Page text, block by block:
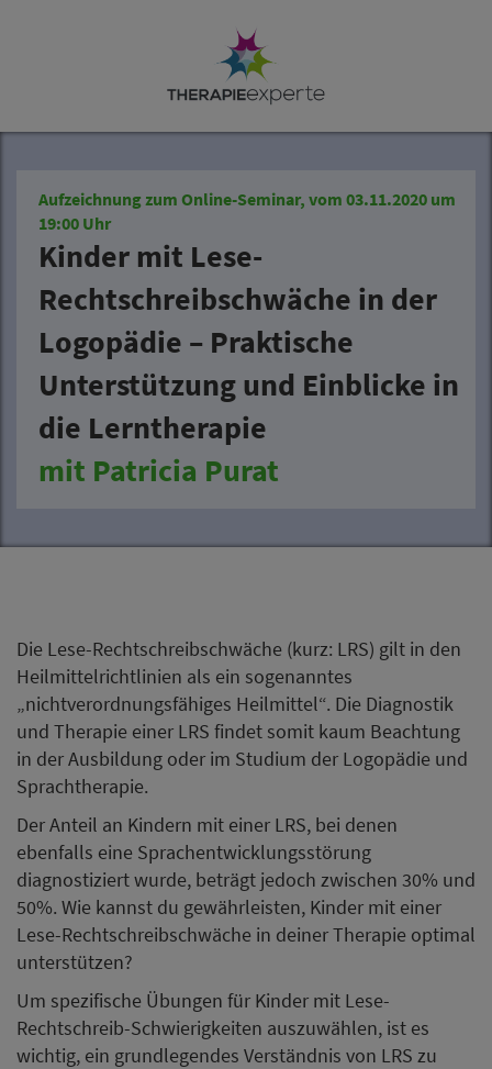
Aufzeichnung zum Online-Seminar, vom 03.11.2020 um
19:00 Uhr
Kinder mit Lese-
Rechtschreibschwäche in der
Logopädie – Praktische
Unterstützung und Einblicke in
die Lerntherapie
mit Patricia Purat
Die Lese-Rechtschreibschwäche (kurz: LRS) gilt in den
Heilmittelrichtlinien als ein sogenanntes
„nichtverordnungsfähiges Heilmittel“. Die Diagnostik
und Therapie einer LRS findet somit kaum Beachtung
in der Ausbildung oder im Studium der Logopädie und
Sprachtherapie.
Der Anteil an Kindern mit einer LRS, bei denen
ebenfalls eine Sprachentwicklungsstörung
diagnostiziert wurde, beträgt jedoch zwischen 30% und
50%. Wie kannst du gewährleisten, Kinder mit einer
Lese-Rechtschreibschwäche in deiner Therapie optimal
unterstützen?
Um spezifische Übungen für Kinder mit Lese-
Rechtschreib-Schwierigkeiten auszuwählen, ist es
wichtig, ein grundlegendes Verständnis von LRS zu